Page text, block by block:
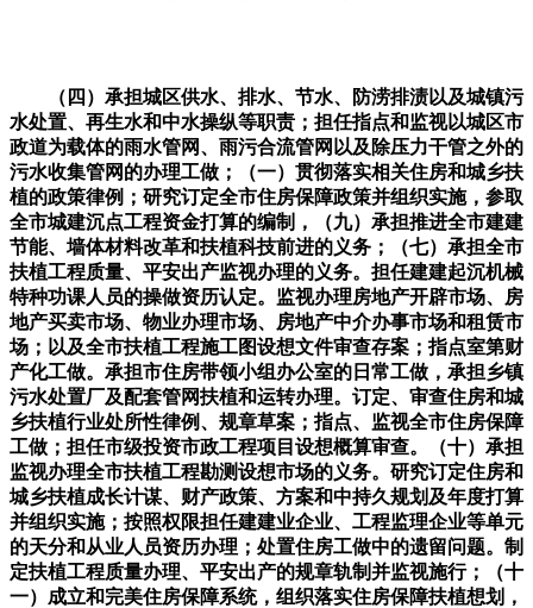
（四）承担城区供水、排水、节水、防涝排渍以及城镇污
水处置、再生水和中水操纵等职责；担任指点和监视以城区市
政道为载体的雨水管网、雨污合流管网以及除压力干管之外的
污水收集管网的办理工做；（一）贯彻落实相关住房和城乡扶
植的政策律例；研究订定全市住房保障政策并组织实施，参取
全市城建沉点工程资金打算的编制，（九）承担推进全市建建
节能、墙体材料改革和扶植科技前进的义务；（七）承担全市
扶植工程质量、平安出产监视办理的义务。担任建建起沉机械
特种功课人员的操做资历认定。监视办理房地产开辟市场、房
地产买卖市场、物业办理市场、房地产中介办事市场和租赁市
场；以及全市扶植工程施工图设想文件审查存案；指点室第财
产化工做。承担市住房带领小组办公室的日常工做，承担乡镇
污水处置厂及配套管网扶植和运转办理。订定、审查住房和城
乡扶植行业处所性律例、规章草案；指点、监视全市住房保障
工做；担任市级投资市政工程项目设想概算审查。（十）承担
监视办理全市扶植工程勘测设想市场的义务。研究订定住房和
城乡扶植成长计谋、财产政策、方案和中持久规划及年度打算
并组织实施；按照权限担任建建业企业、工程监理企业等单元
的天分和从业人员资历办理；处置住房工做中的遗留问题。制
定扶植工程质量办理、平安出产的规章轨制并监视施行；（十
一）成立和完美住房保障系统，组织落实住房保障扶植想划，